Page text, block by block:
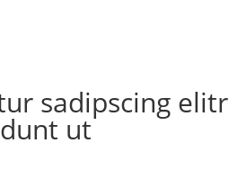
sadipscing
ut